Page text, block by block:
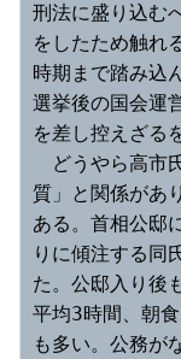
刑法に盛り込む
をしたため触れ
時期まで踏み込
選挙後の国会運
を差し控えざる
どうやら高市
質」と関係があ
ある。首相公邸
りに傾注する同
た。公邸入り後
平均3時間、朝
も多い。公務が